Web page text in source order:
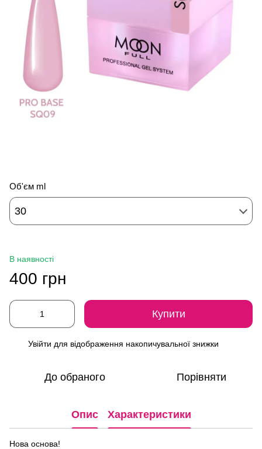
Об'єм ml
30
В наявності
400 грн
Купити
Увійти для відображення накопичувальної знижки
До обраного Порівняти
Опис Характеристики
Нова основа!